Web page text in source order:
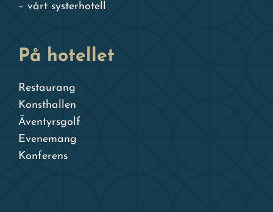
– vårt systerhotell
På hotellet
Restaurang
Konsthallen
Äventyrsgolf
Evenemang
Konferens